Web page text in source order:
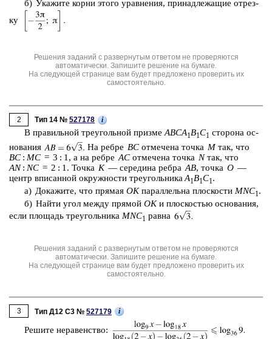
б) Ука­жи­те корни этого урав­не­ния, при­над­ле­жа­щие от­рез­
ку
Решения заданий с развернутым ответом не проверяются
автоматически. Запишите решение на бумаге.
На следующей странице вам будет предложено проверить их
самостоятельно.
2 Тип 14 № 527178 i
В пра­виль­ной тре­уголь­ной приз­ме ABCA1 B1C1 сто­ро­на ос­
но­ва­ния
На ребреBC от­ме­че­на точкаM так, что
BC : MC = 3 : 1, а на ребреAC от­ме­че­на точка Nтак, что
AN: NC = 2 : 1. Точка K— се­ре­ди­на ребраAB, точка О —
центр впи­сан­ной окруж­но­сти тре­уголь­ни­каA1B1C1.
а) До­ка­жи­те, что пря­мая OKпа­рал­лель­на плос­ко­сти MNC1.
б) Найти угол между пря­мой OKи плос­ко­стью ос­но­ва­ния,
если пло­щадь тре­уголь­ни­ка MNC1 равна
Решения заданий с развернутым ответом не проверяются
автоматически. Запишите решение на бумаге.
На следующей странице вам будет предложено проверить их
самостоятельно.
3 Тип Д12 C3 № 527179 i
Ре­ши­те не­ра­вен­ство: